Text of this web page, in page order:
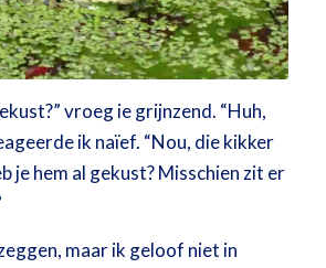
vroeg ie grijnzend. “Huh,
ik naïef. “Nou, die kikker
je hem al gekust? Misschien zit er
maar ik geloof niet in